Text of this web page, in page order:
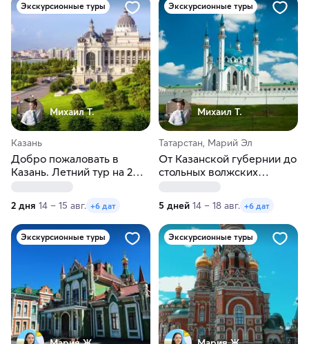
Экскурсионные туры
Михаил Т.
Казань
Добро пожаловать в
Казань. Летний тур на 2
2 дня 14 – 15 авг. +6 дат
Экскурсионные туры
Михаил Т.
Татарстан, Марий Эл
От Казанской губернии до
стольных волжских
тур в Казань и Йошкар-
Олу на 5 дней
5 дней 14 – 18 авг. +6 дат
Экскурсионные туры Экскурсионные туры